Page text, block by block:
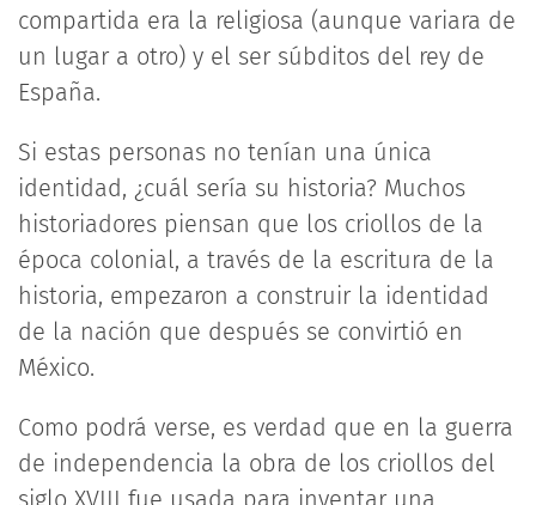
compartida era la religiosa (aunque variara de
un lugar a otro) y el ser súbditos del rey de
España.
Si estas personas no tenían una única
identidad, ¿cuál sería su historia? Muchos
historiadores piensan que los criollos de la
época colonial, a través de la escritura de la
historia, empezaron a construir la identidad
de la nación que después se convirtió en
México.
Como podrá verse, es verdad que en la guerra
de independencia la obra de los criollos del
siglo XVIII fue usada para inventar una